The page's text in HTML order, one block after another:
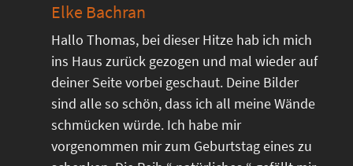
Elke Bachran
Hallo Thomas, bei dieser Hitze hab ich mich
ins Haus zurück gezogen und mal wieder auf
deiner Seite vorbei geschaut. Deine Bilder
sind alle so schön, dass ich all meine Wände
schmücken würde. Ich habe mir
vorgenommen mir zum Geburtstag eines zu